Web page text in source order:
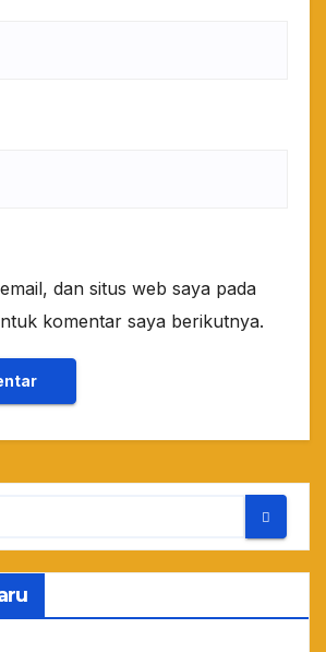
dan situs web saya pada
komentar saya berikutnya.